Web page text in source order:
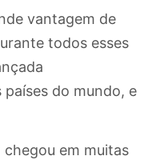
vantagem de
todos esses
do mundo, e
chegou em muitas